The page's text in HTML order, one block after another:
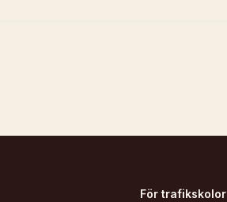
För trafikskolor